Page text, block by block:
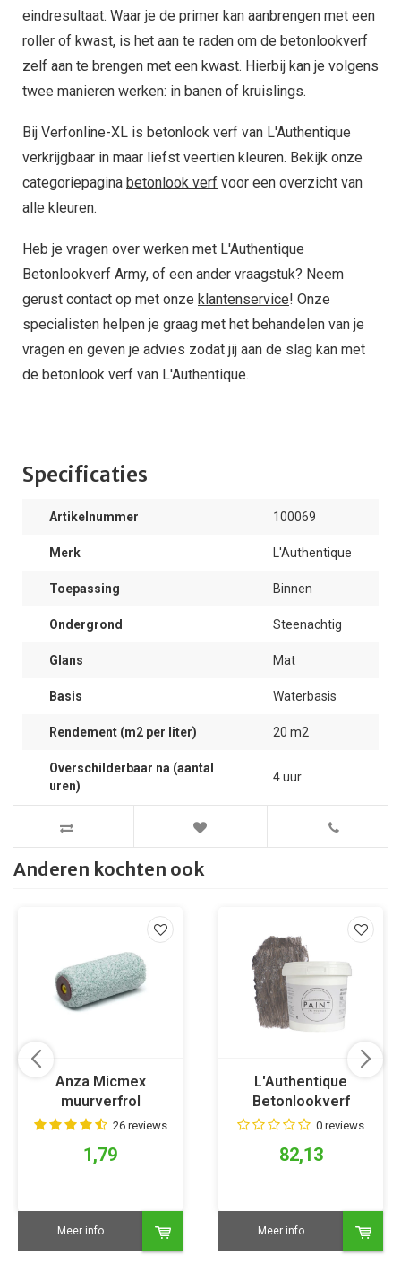
eindresultaat. Waar je de primer kan aanbrengen met een
roller of kwast, is het aan te raden om de betonlookverf
zelf aan te brengen met een kwast. Hierbij kan je volgens
twee manieren werken: in banen of kruislings.
Bij Verfonline-XL is betonlook verf van L'Authentique
verkrijgbaar in maar liefst veertien kleuren. Bekijk onze
categoriepagina betonlook verf voor een overzicht van
alle kleuren.
Heb je vragen over werken met L'Authentique
Betonlookverf Army, of een ander vraagstuk? Neem
gerust contact op met onze klantenservice! Onze
specialisten helpen je graag met het behandelen van je
vragen en geven je advies zodat jij aan de slag kan met
de betonlook verf van L'Authentique.
Specificaties
Artikelnummer 100069
Merk L'Authentique
Toepassing Binnen
Ondergrond Steenachtig
Glans Mat
Basis Waterbasis
Rendement (m2 per liter) 20 m2
Overschilderbaar na (aantal
uren)
4 uur
Anderen kochten ook
Anza Micmex
muurverfrol
26 reviews
1,79
Meer info
L'Authentique
Betonlookverf
Cement0 reviews
82,13
Meer info